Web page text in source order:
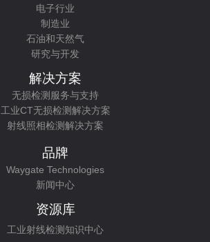
电子行业
制造业
石油和天然气
研究与开发
解决方案
无损检测服务与支持
工业CT无损检测解决方案
射线照相检测解决方案
品牌
Waygate Technologies
新闻中心
资源库
工业射线检测知识中心